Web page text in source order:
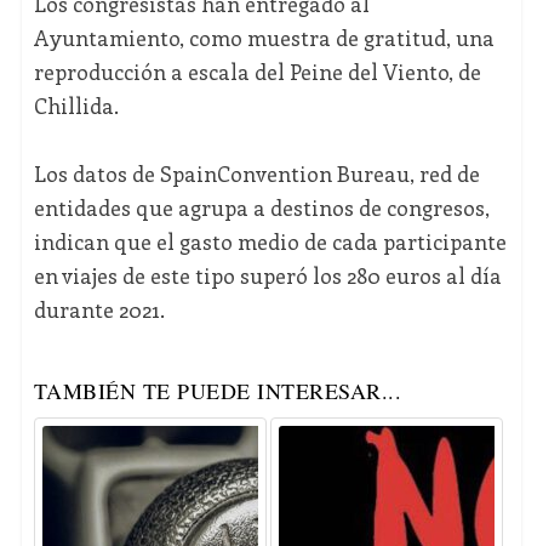
Ayuntamiento, como muestra de gratitud, una
reproducción a escala del Peine del Viento, de
Chillida.
Los datos de SpainConvention Bureau, red de
entidades que agrupa a destinos de congresos,
indican que el gasto medio de cada participante
en viajes de este tipo superó los 280 euros al día
durante 2021.
TAMBIÉN TE PUEDE INTERESAR...